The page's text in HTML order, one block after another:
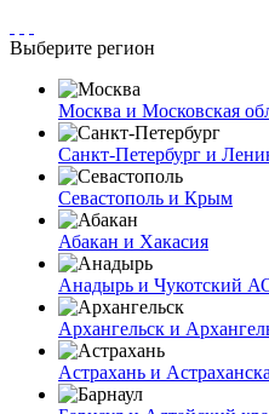
Выберите регион
Москва и Московская
Санкт-Петербург и
Севастополь и Крым
Абакан и Хакасия
Анадырь и Чукотский
Архангельск и
Астрахань и